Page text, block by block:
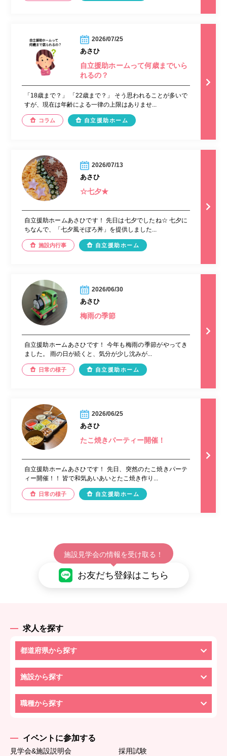
2026/07/25
あさひ
自立援助ホームって何歳までいら
れるの？
「18歳まで？」 「22歳まで？」 そう思われることが多いで
すが、現在は年齢による一律の上限はありませ...
コラム 自立援助ホーム
2026/07/13
あさひ
☆七夕★
自立援助ホームあさひです！ 先日は七夕でしたね☆ 七夕に
ちなんで、「七夕風そぼろ丼」を提供しました...
施設内行事 自立援助ホーム
2026/06/30
あさひ
梅雨の季節
自立援助ホームあさひです！ 今年も梅雨の季節がやってき
ました。 雨の日が続くと、気分が少し沈みが...
日常の様子 自立援助ホーム
2026/06/25
あさひ
たこ焼きパーティー開催！
自立援助ホームあさひです！ 先日、突然のたこ焼きパーテ
ィー開催！！ 皆で和気あいあいとたこ焼き作り...
日常の様子 自立援助ホーム
施設見学会の情報を受け取る！
お友だち登録はこちら
求人を探す
都道府県から探す
施設から探す
職種から探す
イベントに参加する
見学会&施設説明会
採用試験